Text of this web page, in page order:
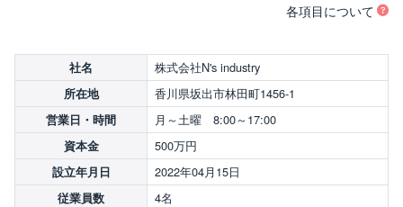
各項目について
社名 株式会社N's industry
所在地 香川県坂出市林田町1456-1
営業日・時間 月～土曜 8:00～17:00
資本金 500万円
設立年月日 2022年04月15日
従業員数 4名